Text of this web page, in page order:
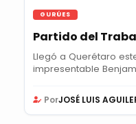
GURÚES
Partido del
Llegó a Querétaro
impresentable
PorJOSÉ LUIS